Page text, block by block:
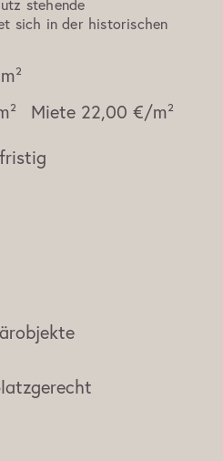
stehende
sich in der historischen
Miete 22,00 €/m²